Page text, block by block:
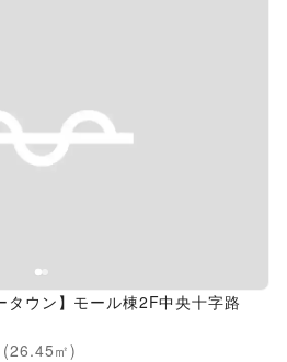
タウン】モール棟2F中央十字路
(26.45㎡)